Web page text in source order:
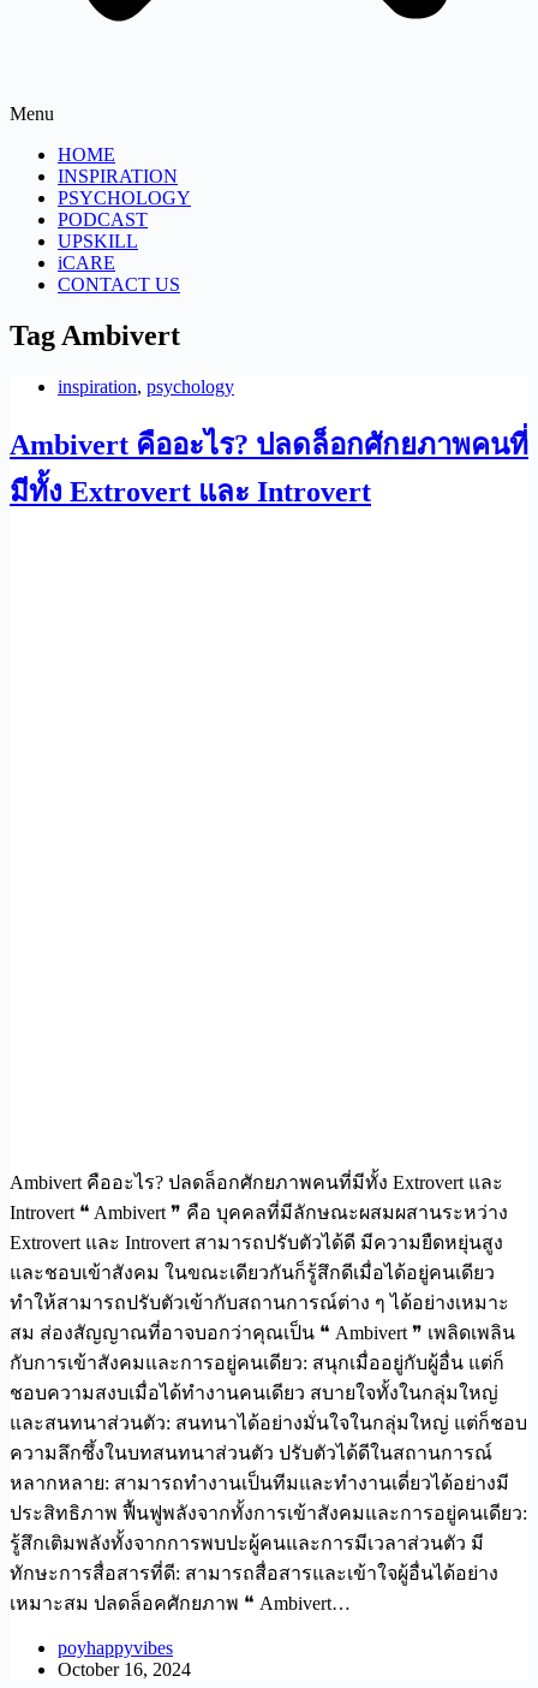
Menu
HOME
INSPIRATION
PSYCHOLOGY
PODCAST
UPSKILL
iCARE
CONTACT US
Tag Ambivert
inspiration, psychology
Ambivert คืออะไร? ปลดล็อกศักยภาพคนที่
มีทั้ง Extrovert และ Introvert
Ambivert คืออะไร? ปลดล็อกศักยภาพคนที่มีทั้ง Extrovert และ
Introvert ❝ Ambivert ❞ คือ บุคคลที่มีลักษณะผสมผสานระหว่าง
Extrovert และ Introvert สามารถปรับตัวได้ดี มีความยืดหยุ่นสูง
และชอบเข้าสังคม ในขณะเดียวกันก็รู้สึกดีเมื่อได้อยู่คนเดียว
ทำให้สามารถปรับตัวเข้ากับสถานการณ์ต่าง ๆ ได้อย่างเหมาะ
สม ส่องสัญญาณที่อาจบอกว่าคุณเป็น ❝ Ambivert ❞ เพลิดเพลิน
กับการเข้าสังคมและการอยู่คนเดียว: สนุกเมื่ออยู่กับผู้อื่น แต่ก็
ชอบความสงบเมื่อได้ทำงานคนเดียว สบายใจทั้งในกลุ่มใหญ่
และสนทนาส่วนตัว: สนทนาได้อย่างมั่นใจในกลุ่มใหญ่ แต่ก็ชอบ
ความลึกซึ้งในบทสนทนาส่วนตัว ปรับตัวได้ดีในสถานการณ์
หลากหลาย: สามารถทำงานเป็นทีมและทำงานเดี่ยวได้อย่างมี
ประสิทธิภาพ ฟื้นฟูพลังจากทั้งการเข้าสังคมและการอยู่คนเดียว:
รู้สึกเติมพลังทั้งจากการพบปะผู้คนและการมีเวลาส่วนตัว มี
ทักษะการสื่อสารที่ดี: สามารถสื่อสารและเข้าใจผู้อื่นได้อย่าง
เหมาะสม ปลดล็อคศักยภาพ ❝ Ambivert…
poyhappyvibes
October 16, 2024